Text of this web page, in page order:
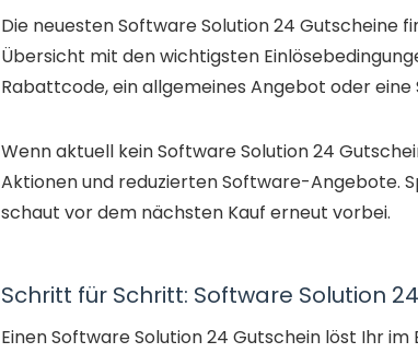
Die neuesten Software Solution 24 Gutscheine
Übersicht mit den wichtigsten
Rabattcode, ein allgemeines Angebot oder
Wenn aktuell kein Software Solution 24
Aktionen und reduzierten Software-Angebote.
schaut vor dem nächsten Kauf erneut vorbei.
Schritt für Schritt: Software Solution
Einen Software Solution 24 Gutschein löst Ihr